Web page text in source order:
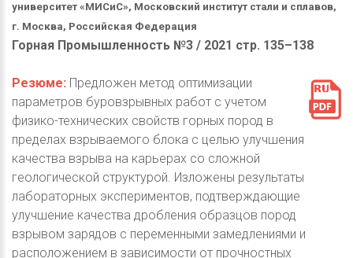
университет «МИСиС», Московский институт стали и сплавов,
г. Москва, Российская Федерация
Горная Промышленность №3 / 2021 стр. 135–138
Резюме: Предложен метод оптимизации
параметров буровзрывных работ с учетом
физико-технических свойств горных пород в
пределах взрываемого блока с целью улучшения
качества взрыва на карьерах со сложной
геологической структурой. Изложены результаты
лабораторных экспериментов, подтверждающие
улучшение качества дробления образцов пород
взрывом зарядов с переменными замедлениями и
расположением в зависимости от прочностных